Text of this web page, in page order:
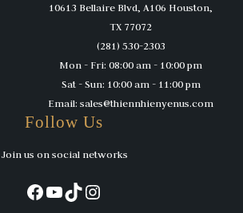
10613 Bellaire Blvd, A106 Houston,
TX 77072
(281) 530-2303
Mon - Fri: 08:00 am - 10:00 pm
Sat - Sun: 10:00 am - 11:00 pm
Email: sales@thiennhienyenus.com
Follow Us
Join us on social networks
Facebook YouTube TikTok Instagram